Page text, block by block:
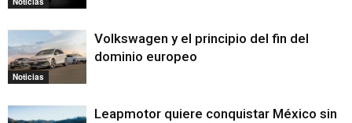
Noticias
Volkswagen y el principio del fin del
dominio europeo
Leapmotor quiere conquistar México sin